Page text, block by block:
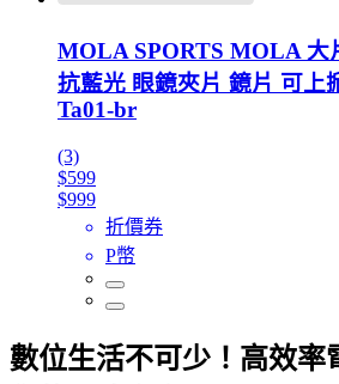
MOLA SPORTS MOLA 大
抗藍光 眼鏡夾片 鏡片 可上
Ta01-br
(3)
$599
$999
折價券
P幣
數位生活不可少！高效率